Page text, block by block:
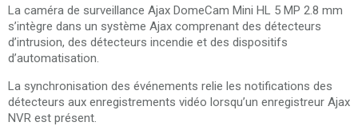
La caméra de surveillance Ajax DomeCam Mini HL 5 MP 2.8 mm
s’intègre dans un système Ajax comprenant des détecteurs
d’intrusion, des détecteurs incendie et des dispositifs
d’automatisation.
La synchronisation des événements relie les notifications des
détecteurs aux enregistrements vidéo lorsqu’un enregistreur Ajax
NVR est présent.